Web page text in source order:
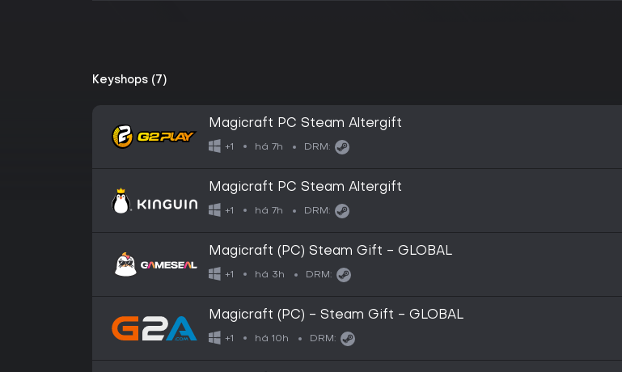
Keyshops (7)
Magicraft PC Steam Altergift
+1 há 7h DRM:
Magicraft PC Steam Altergift
+1 há 7h DRM:
Magicraft (PC) Steam Gift - GLOBAL
+1 há 3h DRM:
Magicraft (PC) - Steam Gift - GLOBAL
+1 há 10h DRM: